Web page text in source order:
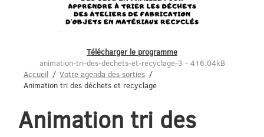
Télécharger le programme
animation-tri-des-dechets-et-recyclage-3 - 416.04kB
Accueil
Votre agenda des sorties
Animation tri des déchets et recyclage
Animation tri des